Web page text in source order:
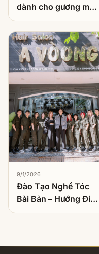
dành cho gương mặt
tròn
9/1/2026
Đào Tạo Nghề Tóc
Bài Bản – Hướng Đi
Bền Vững Cho Người